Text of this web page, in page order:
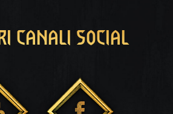
CANALI SOCIAL